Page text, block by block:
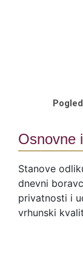
Osnovne
Stanove
dnevni
privatnosti i
vrhunski